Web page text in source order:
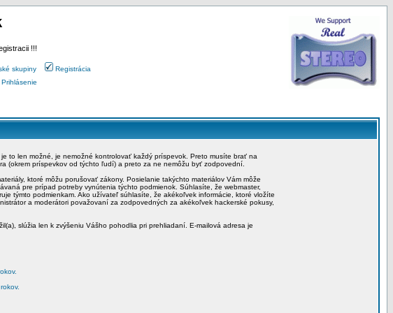
!!!
skupiny
Registrácia
Prihlásenie
to len možné, je nemožné kontrolovať každý príspevok. Preto musíte brať na
(okrem príspevkov od týchto ľudí) a preto za ne nemôžu byť zodpovední.
ktoré môžu porušovať zákony. Posielanie takýchto materiálov Vám môže
pre prípad potreby vynútenia týchto podmienok. Súhlasíte, že webmaster,
týmto podmienkam. Ako užívateľ súhlasíte, že akékoľvek informácie, ktoré vložíte
a moderátori považovaní za zodpovedných za akékoľvek hackerské pokusy,
slúžia len k zvýšeniu Vášho pohodlia pri prehliadaní. E-mailová adresa je